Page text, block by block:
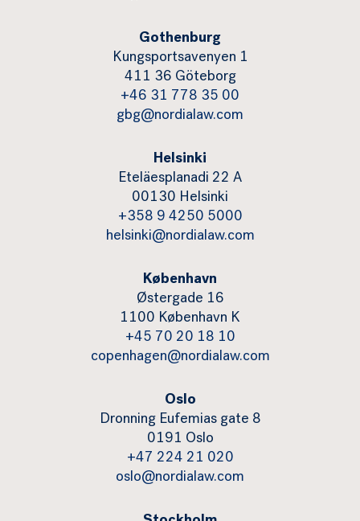
Gothenburg
Kungsportsavenyen 1
411 36 Göteborg
+46 31 778 35 00
gbg@nordialaw.com
Helsinki
Eteläesplanadi 22 A
00130 Helsinki
+358 9 4250 5000
helsinki@nordialaw.com
København
Østergade 16
1100 København K
+45 70 20 18 10
copenhagen@nordialaw.com
Oslo
Dronning Eufemias gate 8
0191 Oslo
+47 224 21 020
oslo@nordialaw.com